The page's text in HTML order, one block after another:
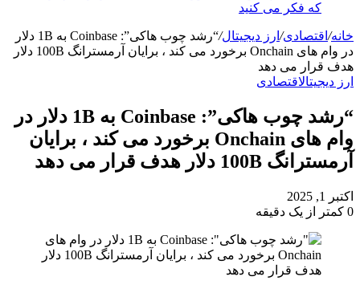
که فکر می کنید
خانه/ اقتصادی/ ارز دیجیتال/
“رشد چوب هاکی”: Coinbase به 1B دلار
در وام های Onchain برخورد می کند ، برایان آرمسترانگ 100B دلار
هدف قرار می دهد
ارز دیجیتالاقتصادی
“رشد چوب هاکی”: Coinbase به 1B دلار در
وام های Onchain برخورد می کند ، برایان
آرمسترانگ 100B دلار هدف قرار می دهد
اکتبر 1, 2025
0 کمتر از یک دقیقه